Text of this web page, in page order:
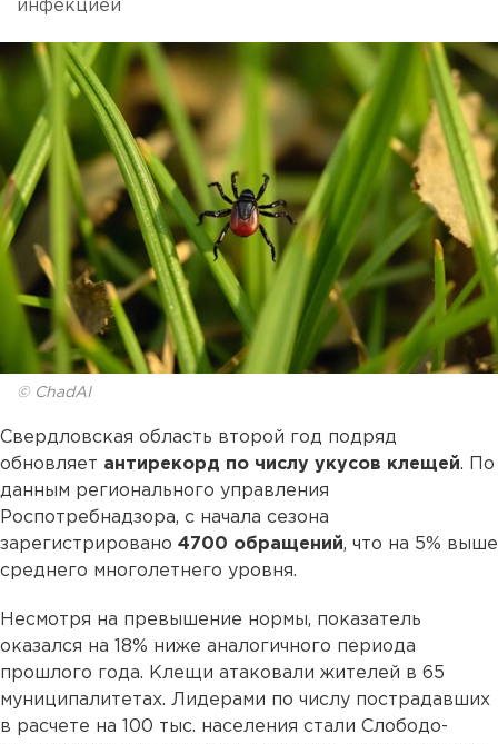
инфекцией
© ChadAI
Свердловская область второй год подряд
обновляет антирекорд по числу укусов клещей. По
данным регионального управления
Роспотребнадзора, с начала сезона
зарегистрировано 4700 обращений, что на 5% выше
среднего многолетнего уровня.
Несмотря на превышение нормы, показатель
оказался на 18% ниже аналогичного периода
прошлого года. Клещи атаковали жителей в 65
муниципалитетах. Лидерами по числу пострадавших
в расчете на 100 тыс. населения стали Слободо-